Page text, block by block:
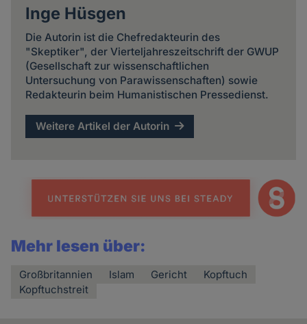
Inge Hüsgen
Die Autorin ist die Chefredakteurin des
"Skeptiker", der Vierteljahreszeitschrift der GWUP
(Gesellschaft zur wissenschaftlichen
Untersuchung von Parawissenschaften) sowie
Redakteurin beim Humanistischen Pressedienst.
Weitere Artikel der Autorin
Mehr lesen über:
Großbritannien Islam Gericht
Kopftuch
Kopftuchstreit